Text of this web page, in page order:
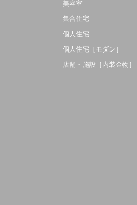
美容室
集合住宅
個人住宅
個人住宅［モダン］
店舗・施設［内装金物］